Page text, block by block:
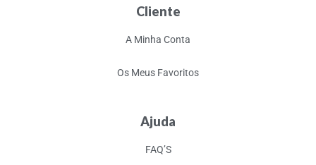
Cliente
A Minha Conta
Os Meus Favoritos
Ajuda
FAQ’S